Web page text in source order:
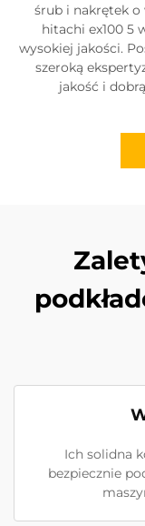
śrub i nakrętek o
hitachi ex100 5
wysokiej jakości.
szeroką
jakość i
Ich solidna
bezpiecznie